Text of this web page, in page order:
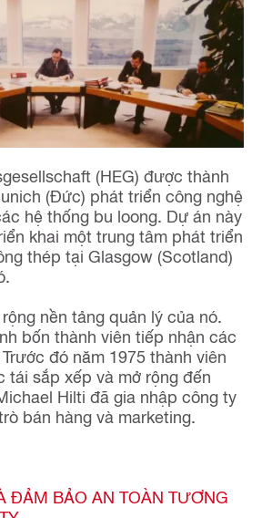
(HEG) được thành
(Đức) phát triển công nghệ
hệ thống bu loong. Dự án này
khai một trung tâm phát triển
thép tại Glasgow (Scotland)
nền tảng quản lý của nó.
bốn thành viên tiếp nhận các
đó năm 1975 thành viên
tái sắp xếp và mở rộng đến
Hilti đã gia nhập công ty
bán hàng và marketing.
ĐẢM BẢO AN TOÀN TƯƠNG